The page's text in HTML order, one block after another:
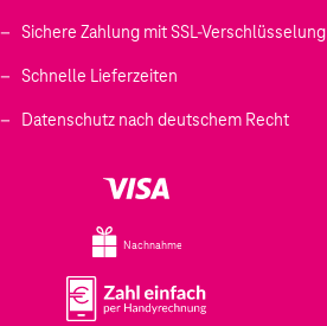
Sichere Zahlung mit SSL-Verschlüsselung
Schnelle Lieferzeiten
Datenschutz nach deutschem Recht
Nachnahme